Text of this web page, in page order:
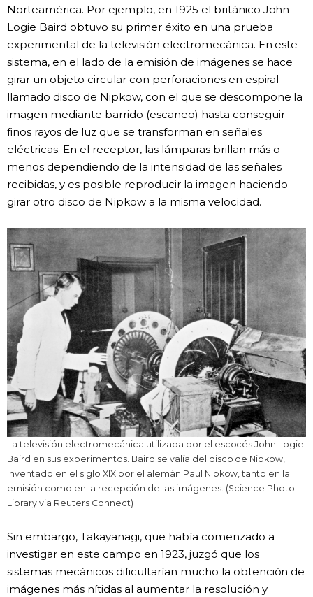
Norteamérica. Por ejemplo, en 1925 el británico John
Logie Baird obtuvo su primer éxito en una prueba
experimental de la televisión electromecánica. En este
sistema, en el lado de la emisión de imágenes se hace
girar un objeto circular con perforaciones en espiral
llamado disco de Nipkow, con el que se descompone la
imagen mediante barrido (escaneo) hasta conseguir
finos rayos de luz que se transforman en señales
eléctricas. En el receptor, las lámparas brillan más o
menos dependiendo de la intensidad de las señales
recibidas, y es posible reproducir la imagen haciendo
girar otro disco de Nipkow a la misma velocidad.
La televisión electromecánica utilizada por el escocés John Logie
Baird en sus experimentos. Baird se valía del disco de Nipkow,
inventado en el siglo XIX por el alemán Paul Nipkow, tanto en la
emisión como en la recepción de las imágenes. (Science Photo
Library via Reuters Connect)
Sin embargo, Takayanagi, que había comenzado a
investigar en este campo en 1923, juzgó que los
sistemas mecánicos dificultarían mucho la obtención de
imágenes más nítidas al aumentar la resolución y